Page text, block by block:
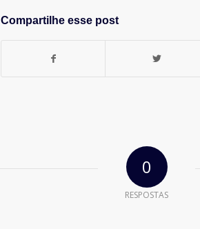
Compartilhe esse post
0
RESPOSTAS